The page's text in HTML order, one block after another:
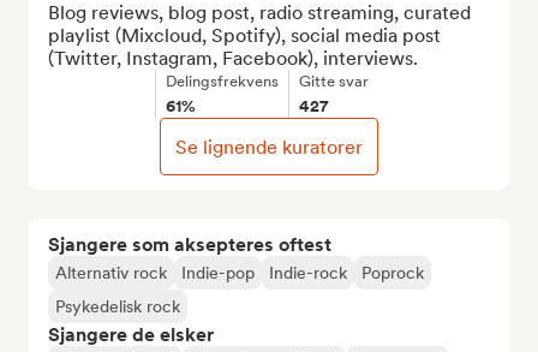
Sjangere som aksepteres oftest
Alternativ rock Indie-pop Indie-rock
Poprock
Psykedelisk rock
Sjangere de elsker
Blog reviews, blog post, radio streaming, curated
playlist (Mixcloud, Spotify), social media post
(Twitter, Instagram, Facebook), interviews.
Delingsfrekvens
61%
Gitte svar
427
Se lignende kuratorer